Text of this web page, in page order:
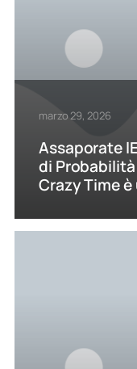
marzo 29, 2026
Assaporate
di
Crazy Time